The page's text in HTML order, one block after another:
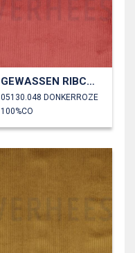
GEWASSEN RIBCORDUROY 4.5W
05130.048 DONKERROZE
100%CO